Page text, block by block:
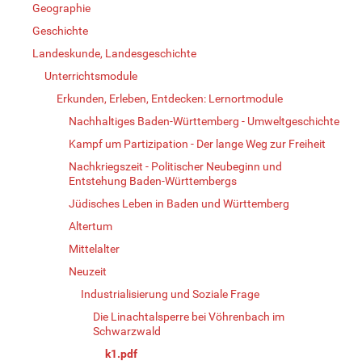
Geographie
Geschichte
Landeskunde, Landesgeschichte
Unterrichtsmodule
Erkunden, Erleben, Entdecken: Lernortmodule
Nachhaltiges Baden-Württemberg - Umweltgeschichte
Kampf um Partizipation - Der lange Weg zur Freiheit
Nachkriegszeit - Politischer Neubeginn und
Entstehung Baden-Württembergs
Jüdisches Leben in Baden und Württemberg
Altertum
Mittelalter
Neuzeit
Industrialisierung und Soziale Frage
Die Linachtalsperre bei Vöhrenbach im
Schwarzwald
k1.pdf